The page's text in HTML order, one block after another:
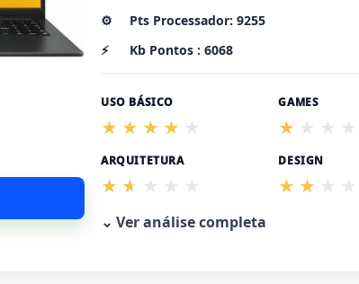
⚙️ Pts Processador: 9255
⚡
Kb Pontos : 6068
USO BÁSICO GAMES
ARQUITETURA DESIGN
⌄ Ver análise completa